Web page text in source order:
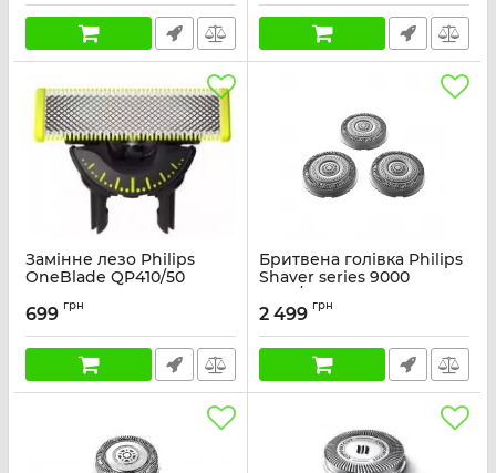
Замінне лезо Philips
OneBlade QP410/50
699 грн
Бритвена голівка Philips
Shaver series 9000
SH91/50
Артикул: SH91/50
2 499 грн